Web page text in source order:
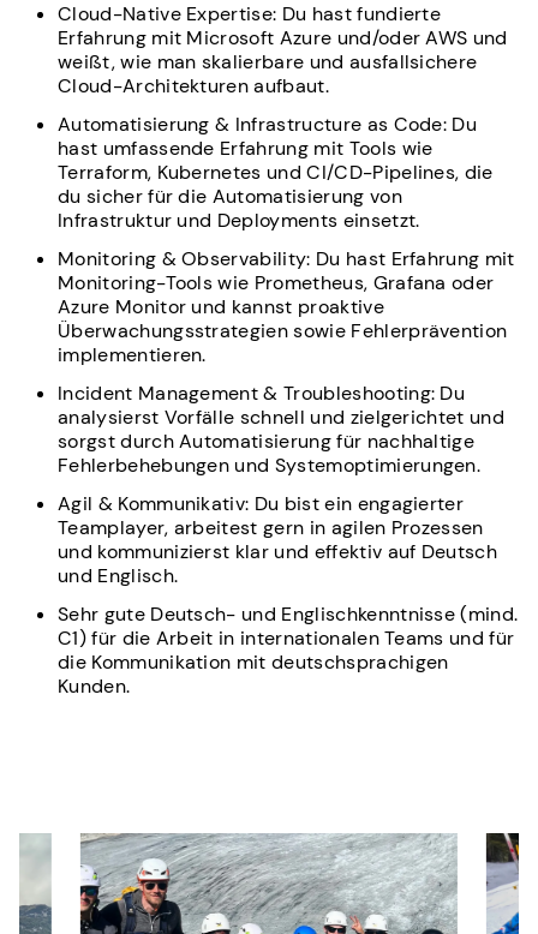
Cloud-Native Expertise: Du hast fundierte
Erfahrung mit Microsoft Azure und/oder AWS und
weißt, wie man skalierbare und ausfallsichere
Cloud-Architekturen aufbaut.
Automatisierung & Infrastructure as Code: Du
hast umfassende Erfahrung mit Tools wie
Terraform, Kubernetes und CI/CD-Pipelines, die
du sicher für die Automatisierung von
Infrastruktur und Deployments einsetzt.
Monitoring & Observability: Du hast Erfahrung mit
Monitoring-Tools wie Prometheus, Grafana oder
Azure Monitor und kannst proaktive
Überwachungsstrategien sowie Fehlerprävention
implementieren.
Incident Management & Troubleshooting: Du
analysierst Vorfälle schnell und zielgerichtet und
sorgst durch Automatisierung für nachhaltige
Fehlerbehebungen und Systemoptimierungen.
Agil & Kommunikativ: Du bist ein engagierter
Teamplayer, arbeitest gern in agilen Prozessen
und kommunizierst klar und effektiv auf Deutsch
und Englisch.
Sehr gute Deutsch- und Englischkenntnisse (mind.
C1) für die Arbeit in internationalen Teams und für
die Kommunikation mit deutschsprachigen
Kunden.